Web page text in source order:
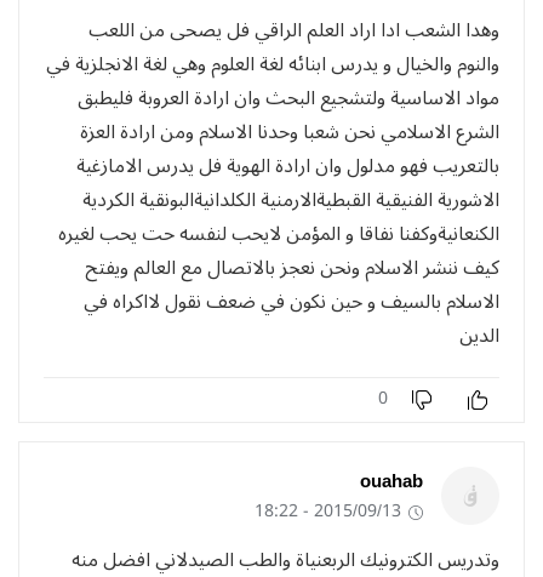
وهدا الشعب ادا اراد العلم الراقي فل يصحى من اللعب
والنوم والخيال و يدرس ابنائه لغة العلوم وهي لغة الانجلزية في
مواد الاساسية ولتشجيع البحث وان ارادة العروبة فليطبق
الشرع الاسلامي نحن شعبا وحدنا الاسلام ومن ارادة العزة
بالتعريب فهو مدلول وان ارادة الهوية فل يدرس الامازغية
الاشورية الفنيقية القبطيةالارمنية الكلدانيةالبونقية الكردية
الكنعانيةوكفنا نفاقا و المؤمن لايحب لنفسه حت يحب لغيره
كيف ننشر الاسلام ونحن نعجز بالاتصال مع العالم ويفتح
الاسلام بالسيف و حين نكون في ضعف نقول لااكراه في
الدين
0
ouahab
2015/09/13 - 18:22
وتدريس الكترونيك الربعنياة والطب الصيدلاني افضل منه